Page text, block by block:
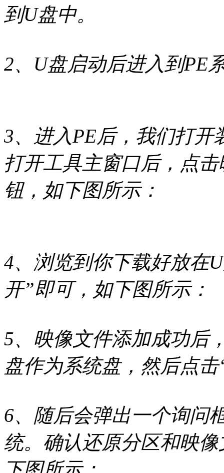
到U盘中。
2、U盘启动后进入到PE
3、进入PE后，我们打开
打开工具主窗口后，点
钮，如下图所示：
4、浏览到你下载好放在
开”即可，如下图所示：
5、映像文件添加成功后
盘作为系统盘，然后点
6、随后会弹出一个询问
统。确认还原分区和映